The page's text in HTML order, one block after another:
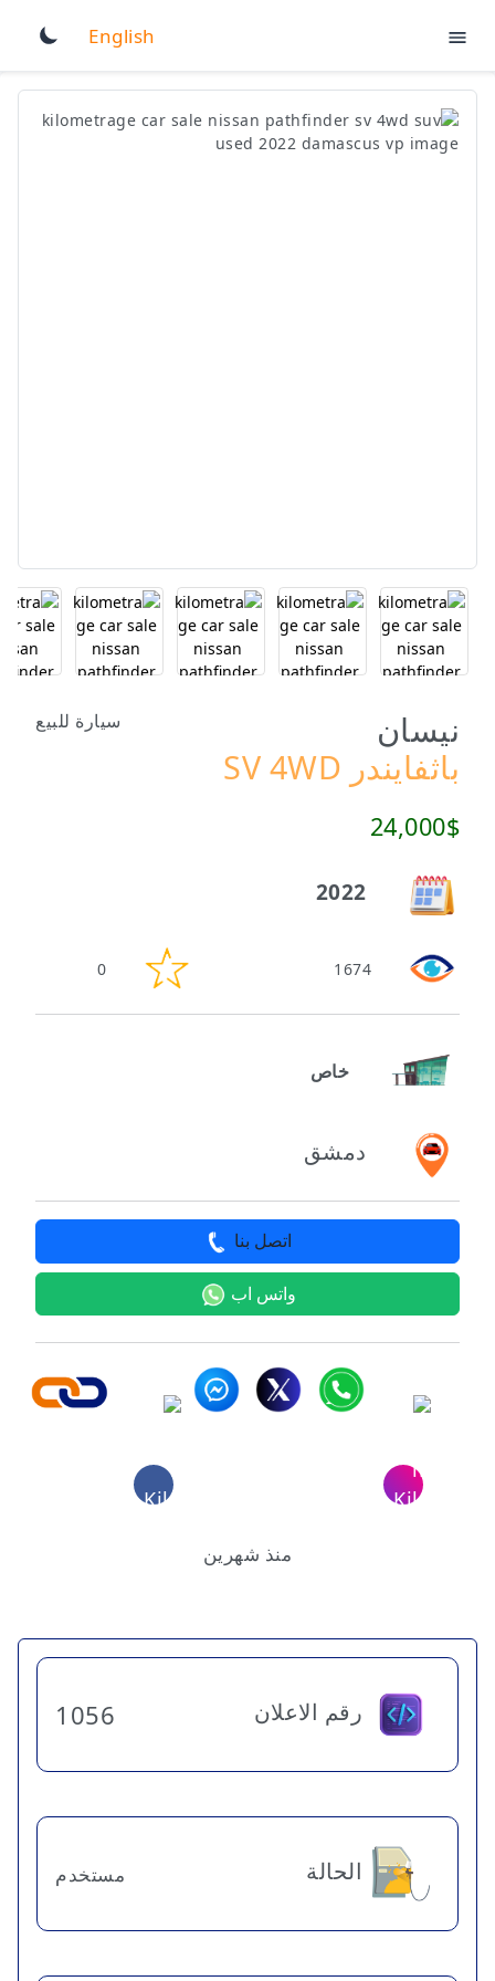
English
نيسان سيارة للبيع
باثفايندر SV 4WD
24,000$
2022
1674
0
خاص
دمشق
اتصل بنا
واتس اب
منذ شهرين
رقم الاعلان 1056
الحالة مستخدم